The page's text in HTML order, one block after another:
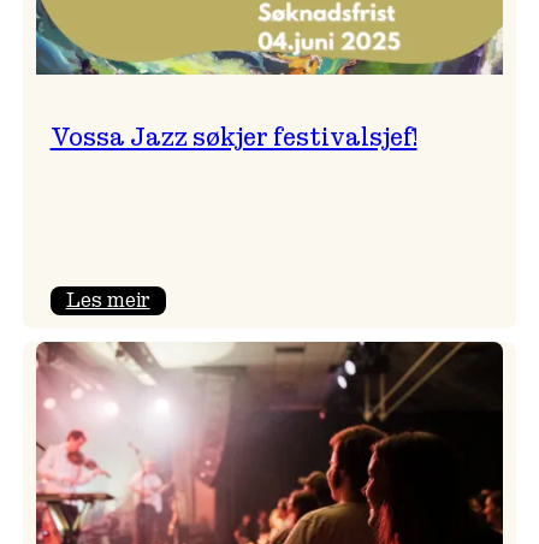
Vossa Jazz søkjer festivalsjef!
Les meir:
Jazz
søkjer